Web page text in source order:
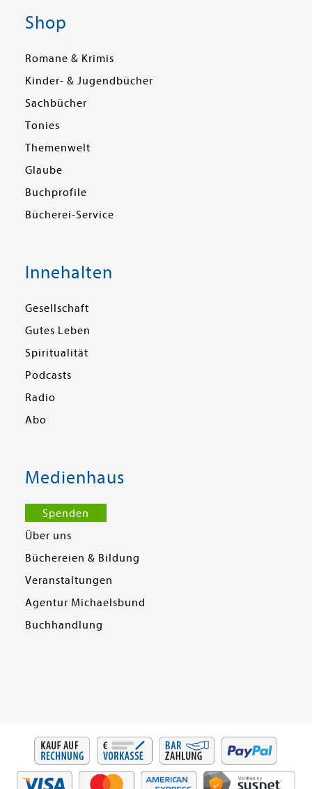
Shop
Romane & Krimis
Kinder- & Jugendbücher
Sachbücher
Tonies
Themenwelt
Glaube
Buchprofile
Bücherei-Service
Innehalten
Gesellschaft
Gutes Leben
Spiritualität
Podcasts
Radio
Abo
Medienhaus
Spenden
Über uns
Büchereien & Bildung
Veranstaltungen
Agentur Michaelsbund
Buchhandlung